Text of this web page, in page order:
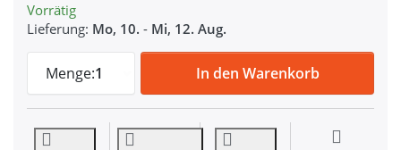
Vorrätig
Lieferung: Mo, 10. - Mi, 12. Aug.
Menge:1
10m Elastisches Einfassband - 20mm
In den Warenkorb